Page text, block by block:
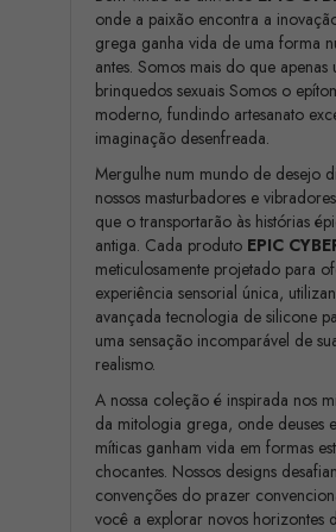
onde a paixão encontra a
grega ganha vida de uma forma
antes. Somos mais do que
brinquedos sexuais Somos o
moderno, fundindo artesanato
imaginação desenfreada.
Mergulhe num mundo de desejo
nossos masturbadores e
que o transportarão às histórias
antiga. Cada produto EPIC
meticulosamente projetado para
experiência sensorial única,
avançada tecnologia de silicone
uma sensação incomparável de
realismo.
A nossa coleção é inspirada nos
da mitologia grega, onde deuses
míticas ganham vida em formas
chocantes. Nossos designs
convenções do prazer
você a explorar novos horizontes